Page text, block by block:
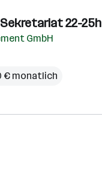
22-25h
GmbH
€ monatlich